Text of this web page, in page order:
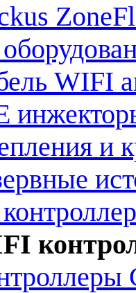
WIFI
и